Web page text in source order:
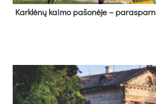
Kark­lė­nų kai­mo pa­šo­nė­je –